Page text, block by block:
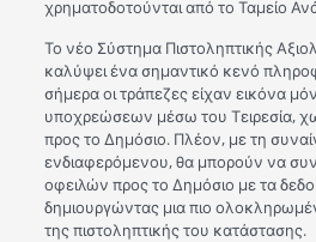
χρηματοδοτούνται από το Ταμείο
Το νέο Σύστημα Πιστοληπτικής
καλύψει ένα σημαντικό κενό
σήμερα οι τράπεζες είχαν εικόνα
υποχρεώσεων μέσω του Τειρεσία,
προς το Δημόσιο. Πλέον, με τη
ενδιαφερόμενου, θα μπορούν να
οφειλών προς το Δημόσιο με τα
δημιουργώντας μια πιο
της πιστοληπτικής του κατάστασης.